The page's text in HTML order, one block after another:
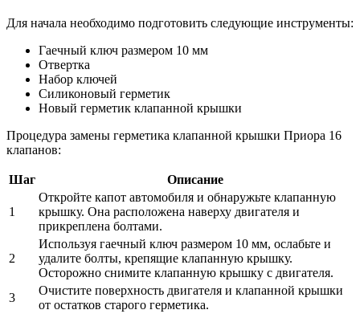
Для начала необходимо подготовить следующие инструменты:
Гаечный ключ размером 10 мм
Отвертка
Набор ключей
Силиконовый герметик
Новый герметик клапанной крышки
Процедура замены герметика клапанной крышки Приора 16
клапанов:
Шаг Описание
1
Откройте капот автомобиля и обнаружьте клапанную
крышку. Она расположена наверху двигателя и
прикреплена болтами.
2
Используя гаечный ключ размером 10 мм, ослабьте и
удалите болты, крепящие клапанную крышку.
Осторожно снимите клапанную крышку с двигателя.
3
Очистите поверхность двигателя и клапанной крышки
от остатков старого герметика.